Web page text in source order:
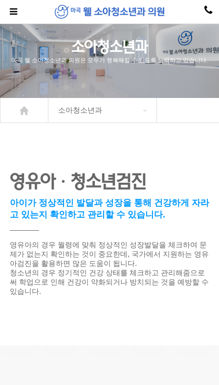
소아청소년과
마곡 웰 소아청소년과 의원은 모두가 행복해질 수 있도록 노력하고 있습니다.
소아청소년과
영유아·청소년검진
아이가 정상적인 발달과 성장을 통해 건강하게 자라
고 있는지 확인하고 관리할 수 있습니다.
영유아의 경우 월령에 맞춰 정상적인 성장발달을 체크하여 문
제가 없는지 확인하는 것이 중요한데, 국가에서 지원하는 영유
아검진을 활용하면 많은 도움이 됩니다.
청소년의 경우 정기적인 건강 상태를 체크하고 관리해줌으로
써 학업으로 인해 건강이 약화되거나 방치되는 것을 예방할 수
있습니다.